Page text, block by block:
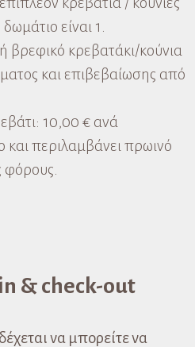
είναι 1.
βρεφικό κρεβατάκι/κούνια
και επιβεβαίωσης από
10,00 € ανά
και περιλαμβάνει πρωινό
φόρους.
& check-out
να μπορείτε να